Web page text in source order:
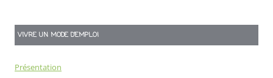
VIVRE UN MODE D’EMPLOI
Présentation